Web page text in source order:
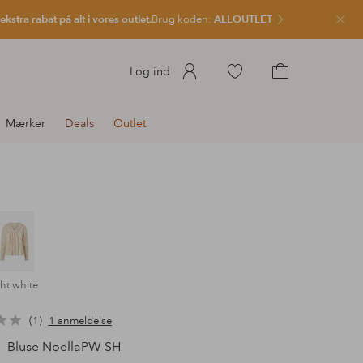
rabat på alt i vores outlet.Brug koden: ALLOUTLET Luk
Log ind
Gå
Mærker Deals Outlet
white
1 1 anmeldelse
Bluse NoellaPW SH